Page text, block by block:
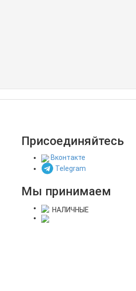
Присоединяйтесь
Вконтакте
Telegram
Мы принимаем
НАЛИЧНЫЕ